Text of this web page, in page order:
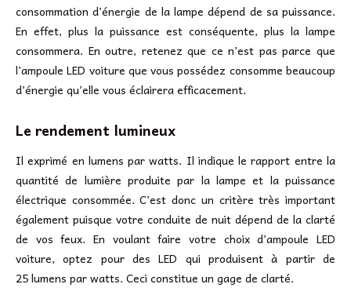
consommation d’énergie de la lampe dépend de sa puissance.
En effet, plus la puissance est conséquente, plus la lampe
consommera. En outre, retenez que ce n’est pas parce que
l’ampoule LED voiture que vous possédez consomme beaucoup
d’énergie qu’elle vous éclairera efficacement.
Le rendement lumineux
Il exprimé en lumens par watts. Il indique le rapport entre la
quantité de lumière produite par la lampe et la puissance
électrique consommée. C’est donc un critère très important
également puisque votre conduite de nuit dépend de la clarté
de vos feux. En voulant faire votre choix d’ampoule LED
voiture, optez pour des LED qui produisent à partir de
25 lumens par watts. Ceci constitue un gage de clarté.